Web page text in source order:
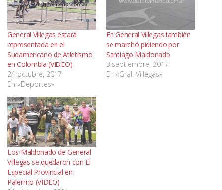
General Villegas estará
representada en el
Sudamericano de Atletismo
en Colombia (VIDEO)
24 octubre, 2017
En «Deportes»
En General Villegas también
se marchó pidiendo por
Santiago Maldonado
3 septiembre, 2017
En «Gral. Villegas»
Los Maldonado de General
Villegas se quedaron con El
Especial Provincial en
Palermo (VIDEO)